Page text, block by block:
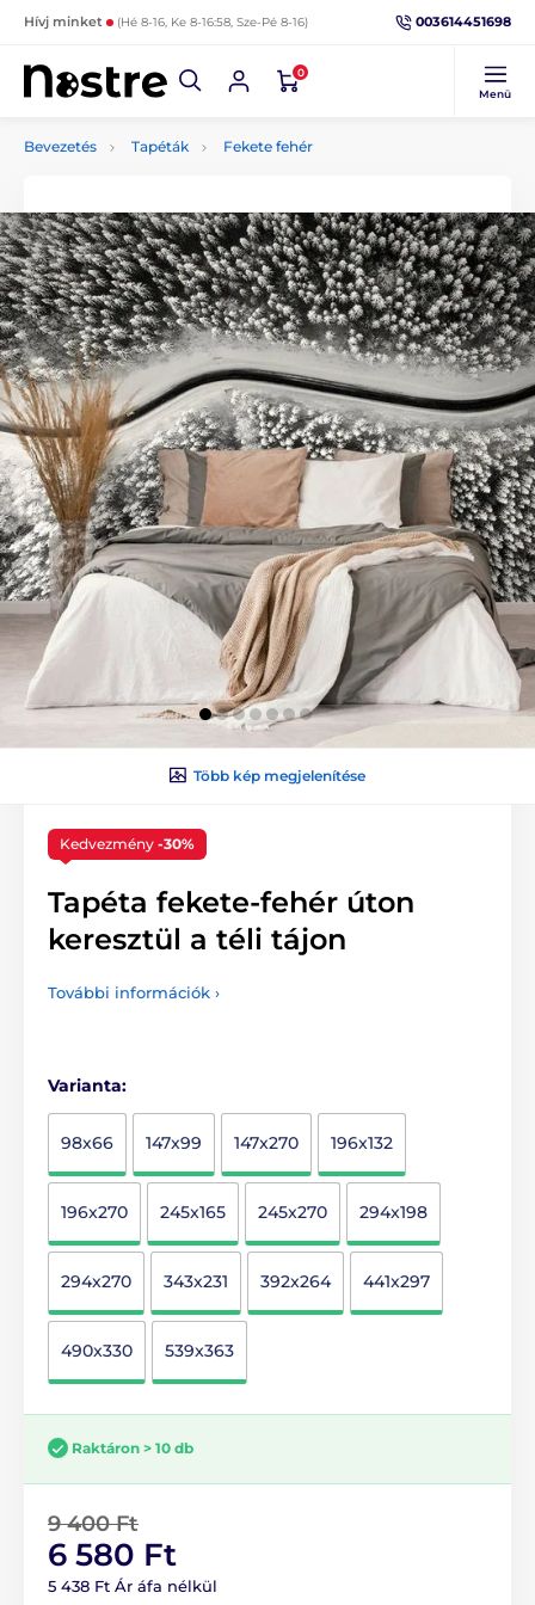
Hívj minket (Hé 8-16, Ke 8-16:58, Sze-Pé 8-16) 003614451698
0
Menü
Bevezetés Tapéták Fekete fehér
Több kép megjelenítése
Kedvezmény -30%
Tapéta fekete-fehér úton
keresztül a téli tájon
További információk ›
Varianta:
98x66 147x99 147x270 196x132
196x270 245x165 245x270 294x198
294x270 343x231 392x264 441x297
490x330 539x363
Raktáron > 10 db
9 400 Ft
6 580 Ft
5 438 Ft Ár áfa nélkül